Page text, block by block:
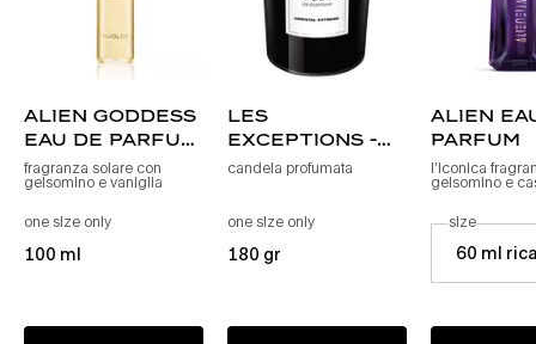
alien goddess
eau de parfum
refill
fragranza solare con
gelsomino e vaniglia
one size only per alien goddess ricarica eau de parfum
100 ml
les
exceptions -
oriental
candela profumata
one size only per les exceptions - oriental
180 gr
alien
parfum
l’iconica
gelsomino e
Select a size
60 ml
seleziona un
sizeper